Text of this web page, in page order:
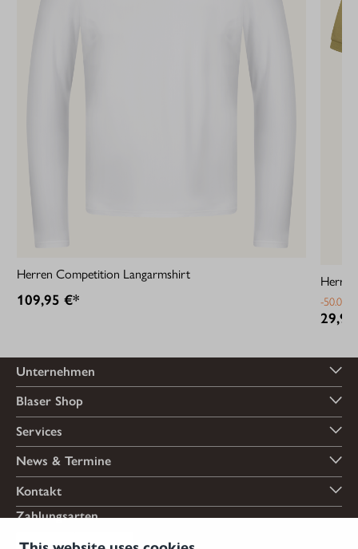
Herren Competition Langarmshirt
109,95 €* -50.04%
Unternehmen
Blaser Shop
Services
News & Termine
Kontakt
Zahlungsarten